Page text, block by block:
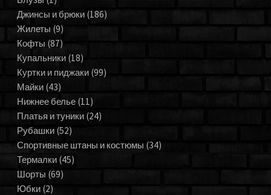
Джинсы и брюки (186)
Жилеты (9)
Кофты (87)
Купальники (18)
Куртки и пиджаки (99)
Майки (43)
Нижнее белье (11)
Платья и туники (24)
Рубашки (52)
Спортивные штаны и костюмы (34)
Термалки (45)
Шорты (69)
Юбки (2)